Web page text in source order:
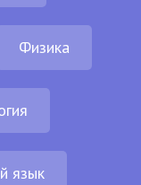
Физика
язык